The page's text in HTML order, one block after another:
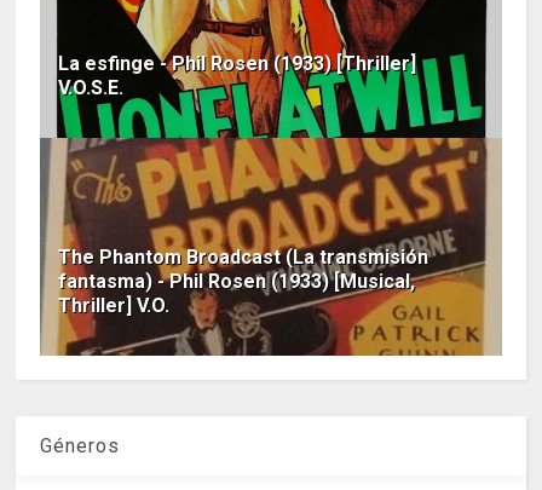
La esfinge - Phil Rosen (1933) [Thriller]
V.O.S.E.
The Phantom Broadcast (La transmisión
fantasma) - Phil Rosen (1933) [Musical,
Thriller] V.O.
Géneros